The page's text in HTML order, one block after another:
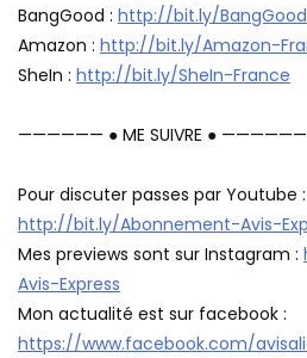
BangGood : http://bit.ly/
Amazon : http://bit.ly/Amazon-
SheIn : http://bit.ly/SheIn-France
—————— ● ME SUIVRE ●
Pour discuter passes par Youtube :
http://bit.ly/Abonnement-Avis-
Mes previews sont sur Instagram :
Avis-Express
Mon actualité est sur facebook :
https://www.facebook.com/